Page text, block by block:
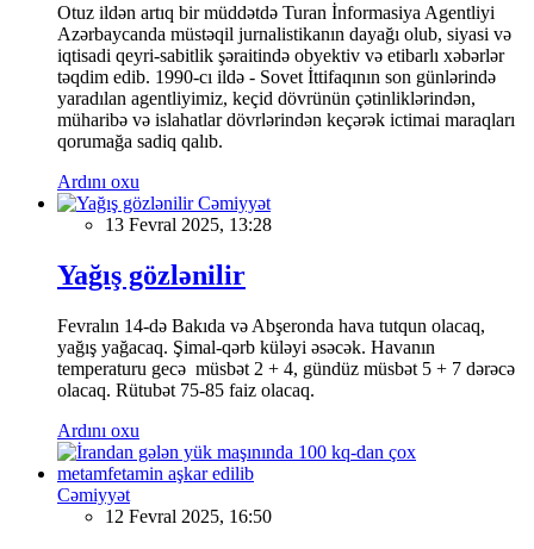
Otuz ildən artıq bir müddətdə Turan İnformasiya Agentliyi
Azərbaycanda müstəqil jurnalistikanın dayağı olub, siyasi və
iqtisadi qeyri-sabitlik şəraitində obyektiv və etibarlı xəbərlər
təqdim edib. 1990-cı ildə - Sovet İttifaqının son günlərində
yaradılan agentliyimiz, keçid dövrünün çətinliklərindən,
müharibə və islahatlar dövrlərindən keçərək ictimai maraqları
qorumağa sadiq qalıb.
Ardını oxu
Cəmiyyət
13 Fevral 2025, 13:28
Yağış gözlənilir
Fevralın 14-də Bakıda və Abşeronda hava tutqun olacaq,
yağış yağacaq. Şimal-qərb küləyi əsəcək. Havanın
temperaturu gecə müsbət 2 + 4, gündüz müsbət 5 + 7 dərəcə
olacaq. Rütubət 75-85 faiz olacaq.
Ardını oxu
Cəmiyyət
12 Fevral 2025, 16:50